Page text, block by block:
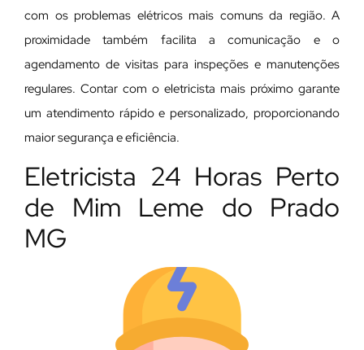
com os problemas elétricos mais comuns da região. A
proximidade também facilita a comunicação e o
agendamento de visitas para inspeções e manutenções
regulares. Contar com o eletricista mais próximo garante
um atendimento rápido e personalizado, proporcionando
maior segurança e eficiência.
Eletricista 24 Horas Perto
de Mim Leme do Prado
MG